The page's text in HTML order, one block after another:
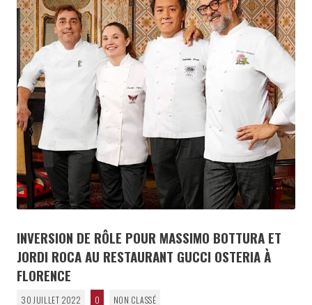
INVERSION DE RÔLE POUR MASSIMO BOTTURA ET
JORDI ROCA AU RESTAURANT GUCCI OSTERIA À
FLORENCE
30 JUILLET 2022 0 NON CLASSÉ